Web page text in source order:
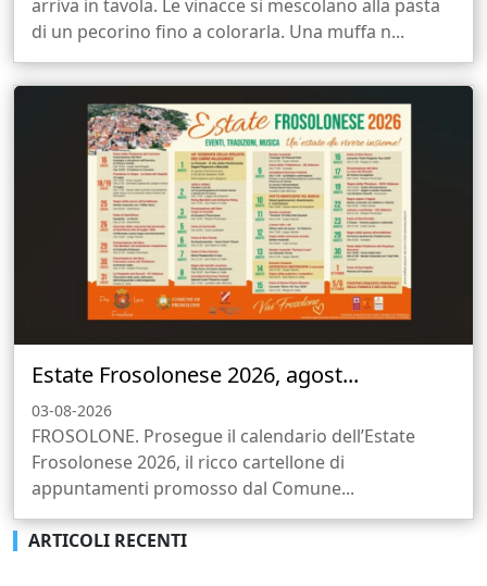
arriva in tavola. Le vinacce si mescolano alla pasta
di un pecorino fino a colorarla. Una muffa n...
Estate Frosolonese 2026, agost...
03-08-2026
FROSOLONE. Prosegue il calendario dell’Estate
Frosolonese 2026, il ricco cartellone di
appuntamenti promosso dal Comune...
ARTICOLI RECENTI